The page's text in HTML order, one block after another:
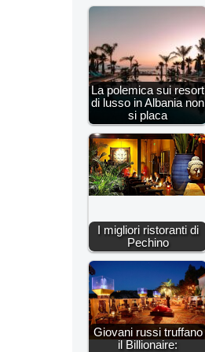
La polemica sui resort
di lusso in Albania non
si placa
I migliori ristoranti di
Pechino
Giovani russi truffano
il Billionaire: